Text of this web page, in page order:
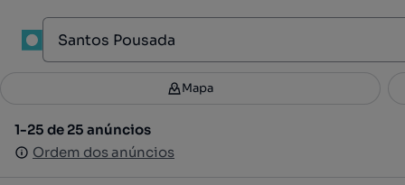
Filtros 2
1-25 de 25 anúncios
Ordem dos anúncios
Mapa
1-25 de 25 anúncios
Ordem dos anúncios